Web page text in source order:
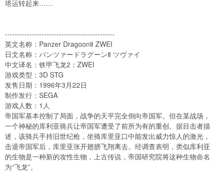
塔运转起来……
---------------------------------------------
英文名称：Panzer DragoonⅡ ZWEI
日文名称：パンツァードラグーンⅡ ツヴァイ
中文译名：铁甲飞龙2：ZWEI
游戏类型：3D STG
发售日期：1996年3月22日
制作发行：SEGA
游戏人数：1人
帝国军基本控制了局面，战争的天平完全倒向帝国军。但在某战场，
一个神秘的库利亚骑兵让帝国军遭受了前所为有的重创。据目击者描
述，该骑兵手持旧世纪枪，坐骑库里亚口中能发出威力惊人的激光，
击退帝国军后，库里亚张开翅膀飞翔离去。经调查表明，类似库利亚
的生物是一种新的攻性生物，上古传说，帝国研究院将这种生物命名
为“飞龙”。